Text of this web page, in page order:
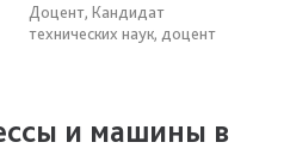
Доцент, Кандидат
технических наук, доцент
и машины в